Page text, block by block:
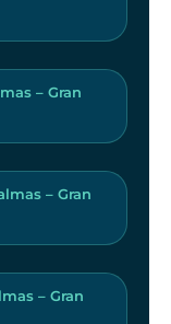
– Gran
– Gran
– Gran